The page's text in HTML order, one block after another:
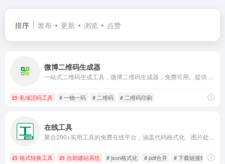
排序 发布 更新 浏览 点赞
微博二维码生成器
私域活码工具 # 一物一码 # 二维码 # 二维码印刷
在线工具
格式转换工具 自助建站系统 # json格式化 # pdf合并 # 下载链接转换